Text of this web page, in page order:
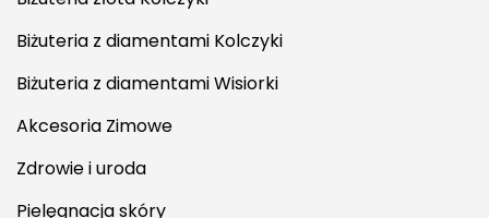
Biżuteria z diamentami Kolczyki
Biżuteria z diamentami Wisiorki
Akcesoria Zimowe
Zdrowie i uroda
Pielęgnacja skóry